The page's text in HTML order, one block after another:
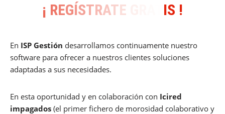
¡ REGÍSTRATE IS !
En ISP Gestión desarrollamos continuamente nuestro
software para ofrecer a nuestros clientes soluciones
adaptadas a sus necesidades.
En esta oportunidad y en colaboración con Icired
impagados (el primer fichero de morosidad colaborativo y